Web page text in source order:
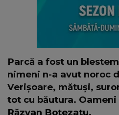
Parcă a fost un
nimeni n-a avut noroc
Verișoare, mătuși,
tot cu băutura.
Răzvan Botezatu.